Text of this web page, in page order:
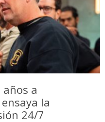
a
ensaya la
24/7